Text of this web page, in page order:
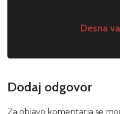
Desna
Dodaj odgovor
Za objavo komentarja se